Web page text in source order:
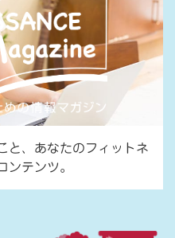
と、あなたのフィットネ
ンテンツ。